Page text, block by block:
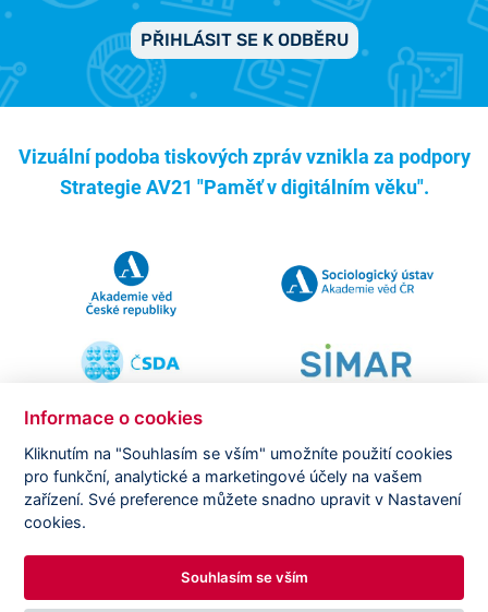
PŘIHLÁSIT SE K ODBĚRU
Vizuální podoba tiskových zpráv vznikla za podpory
Strategie AV21 "Paměť v digitálním věku".
Copyright ©CVVM |Právní ujednání|Nastavení cookies|
Prohlášení o zpracování osobních údajů
Informace o cookies
Kliknutím na "Souhlasím se vším" umožníte použití cookies
pro funkční, analytické a marketingové účely na vašem
zařízení. Své preference můžete snadno upravit v Nastavení
cookies.
Souhlasím se vším